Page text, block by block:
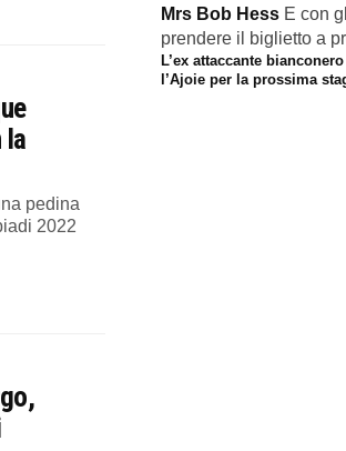
la
pedina
2022
Mrs Bob Hess E con
prendere il biglietto a
L’ex attaccante
l’Ajoie per la prossima